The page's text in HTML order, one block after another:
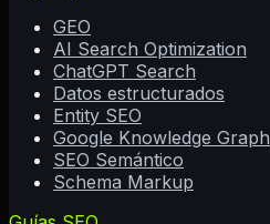
GEO
AI Search Optimization
ChatGPT Search
Datos estructurados
Entity SEO
Google Knowledge Graph
SEO Semántico
Schema Markup